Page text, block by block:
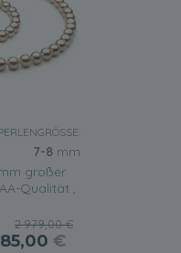
7-8 mm
großer
Qualität ,
2.979,00 €
€